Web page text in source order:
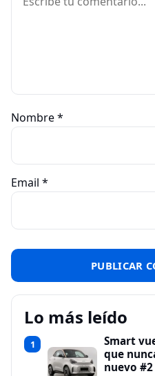
Nombre*
Email *
Lo más leído
1
Smart
que
nuevo